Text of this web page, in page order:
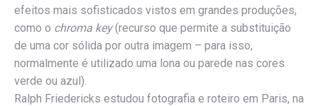
efeitos mais sofisticados vistos em grandes produções,
como o chroma key(recurso que permite a substituição
de uma cor sólida por outra imagem – para isso,
normalmente é utilizado uma lona ou parede nas cores
verde ou azul).
Ralph Friedericks estudou fotografia e roteiro em Paris, na